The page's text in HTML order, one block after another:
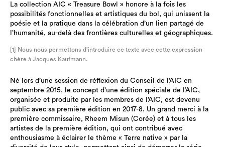
La collection AIC « Treasure Bowl » honore à la fois les
possibilités fonctionnelles et artistiques du bol, qui unissent la
poésie et la pratique dans la célébration d’un lien partagé de
l’humanité, au-delà des frontières culturelles et géographiques.
[1] Nous nous permettons d’introduire ce texte avec cette expression
chère à Jacques Kaufmann.
Né lors d’une session de réflexion du Conseil de l’AIC en
septembre 2015, le concept d’une édition spéciale de l’AIC,
organisée et produite par les membres de l’AIC, est devenu
public avec sa première édition en 2017-8. Un grand merci à la
première commissaire, Rheem Misun (Corée) et à tous les
artistes de la première édition, qui ont contribué avec
enthousiasme à éclairer le thème « Terre native » par la